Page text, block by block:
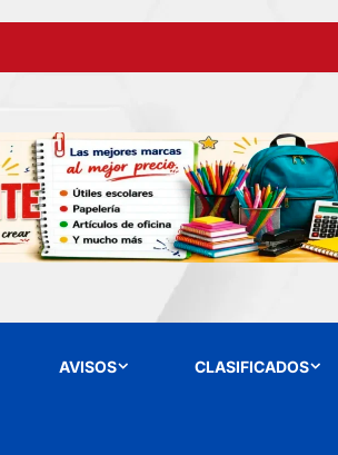
AVISOS CLASIFICADOS